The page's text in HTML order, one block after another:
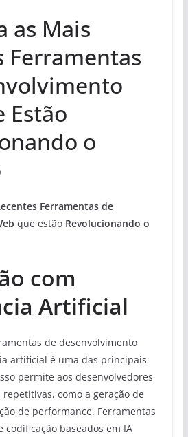
as Mais
Ferramentas
Estão
o
Ferramentas de
que estão Revolucionando o
com
Artificial
de desenvolvimento
artificial é uma das principais
permite aos desenvolvedores
como a geração de
de performance. Ferramentas
codificação baseados em IA